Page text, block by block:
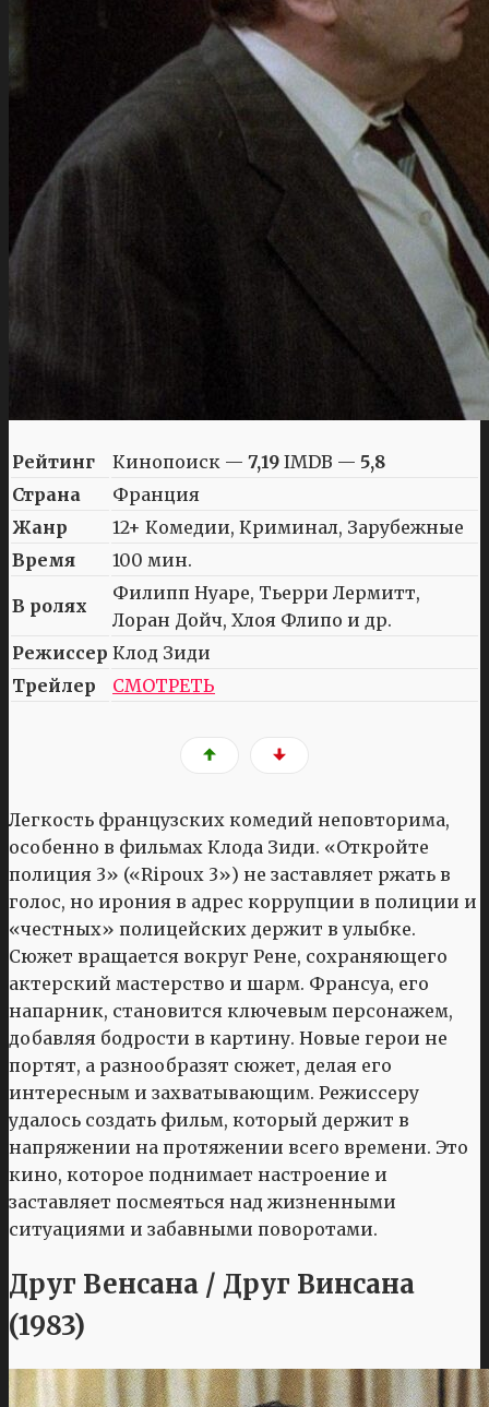
Рейтинг Кинопоиск — 7,19 IMDB — 5,8
Страна
Франция
Жанр
12+ Комедии, Криминал, Зарубежные
Время
100 мин.
В ролях
Филипп Нуаре, Тьерри Лермитт,
Лоран Дойч, Хлоя Флипо и др.
Режиссер Клод Зиди
Трейлер
СМОТРЕТЬ
Легкость французских комедий неповторима,
особенно в фильмах Клода Зиди. «Откройте
полиция 3» («Ripoux 3») не заставляет ржать в
голос, но ирония в адрес коррупции в полиции и
«честных» полицейских держит в улыбке.
Сюжет вращается вокруг Рене, сохраняющего
актерский мастерство и шарм. Франсуа, его
напарник, становится ключевым персонажем,
добавляя бодрости в картину. Новые герои не
портят, а разнообразят сюжет, делая его
интересным и захватывающим. Режиссеру
удалось создать фильм, который держит в
напряжении на протяжении всего времени. Это
кино, которое поднимает настроение и
заставляет посмеяться над жизненными
ситуациями и забавными поворотами.
Друг Венсана / Друг Винсана
(1983)